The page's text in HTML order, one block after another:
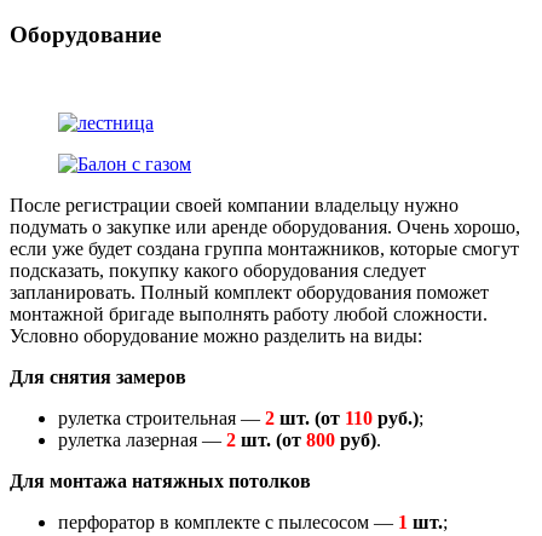
Оборудование
После регистрации своей компании владельцу нужно
подумать о закупке или аренде оборудования. Очень хорошо,
если уже будет создана группа монтажников, которые смогут
подсказать, покупку какого оборудования следует
запланировать. Полный комплект оборудования поможет
монтажной бригаде выполнять работу любой сложности.
Условно оборудование можно разделить на виды:
Для снятия замеров
рулетка строительная — 2 шт. (от 110 руб.);
рулетка лазерная — 2 шт. (от 800 руб).
Для монтажа натяжных потолков
перфоратор в комплекте с пылесосом — 1 шт.;